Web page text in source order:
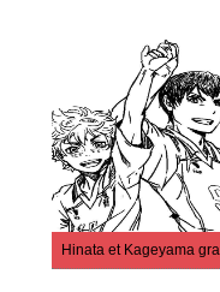
Hinata et Kageyama